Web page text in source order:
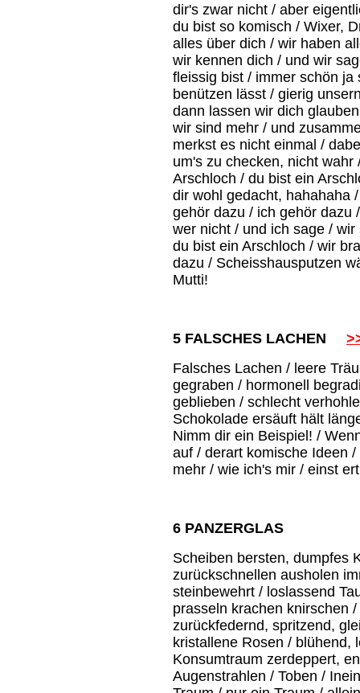
dir's zwar nicht / aber
du bist so komisch / Wixer,
alles über dich / wir haben
wir kennen dich / und wir
fleissig bist / immer schön
benützen lässt / gierig
dann lassen wir dich
wir sind mehr / und
merkst es nicht einmal /
um's zu checken, nicht
Arschloch / du bist ein
dir wohl gedacht, hahahaha
gehör dazu / ich gehör dazu
wer nicht / und ich sage /
du bist ein Arschloch / wir
dazu / Scheisshausputzen
Mutti!
5 FALSCHES LACHEN
Falsches Lachen / leere
gegraben / hormonell
geblieben / schlecht
Schokolade ersäuft hält
Nimm dir ein Beispiel! /
auf / derart komische Ideen
mehr / wie ich's mir / einst
6 PANZERGLAS
Scheiben bersten, dumpfes
zurückschnellen ausholen
steinbewehrt / loslassend
prasseln krachen knirschen
zurückfedernd, spritzend,
kristallene Rosen / blühend,
Konsumtraum zerdeppert,
Augenstrahlen / Toben /